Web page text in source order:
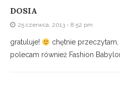
DOSIA
25 czerwca, 2013 - 8:52 pm
gratuluje!
chętnie
polecam również Fashion